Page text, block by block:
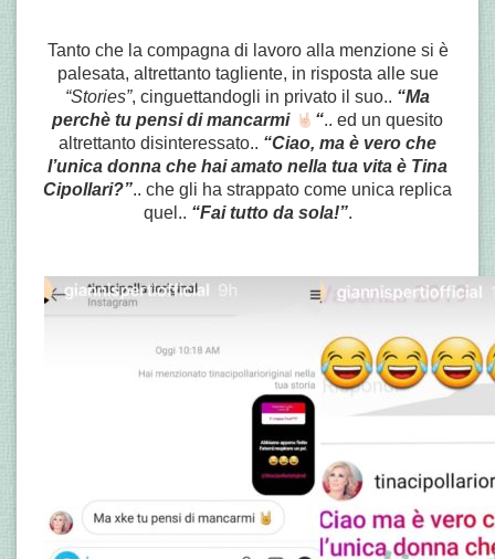
Tanto che la compagna di lavoro alla menzione si è
palesata, altrettanto tagliente, in risposta alle sue
“Stories”, cinguettandogli in privato il suo.. “Ma
perchè tu pensi di mancarmi
“.. ed un quesito
altrettanto disinteressato.. “Ciao, ma è vero che
l’unica donna che hai amato nella tua vita è Tina
Cipollari?”.. che gli ha strappato come unica replica
quel.. “Fai tutto da sola!”.